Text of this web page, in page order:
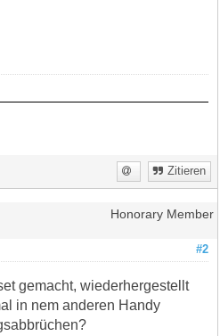
Zitieren
Honorary Member
#2
gemacht, wiederhergestellt
in nem anderen Handy